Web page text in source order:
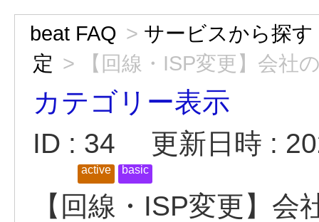
beat FAQ > サービスから探す
定 > 【回線・ISP変更】会社
カテゴリー表示
ID : 34
更新日時 :
active basic
【回線・ISP変更】